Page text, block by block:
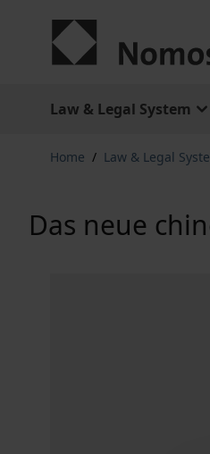
Law & Legal System
Home / Law & Legal
Das neue